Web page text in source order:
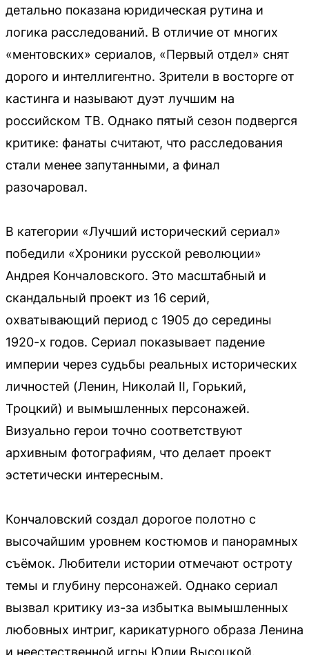
детально показана юридическая рутина и
логика расследований. В отличие от многих
«ментовских» сериалов, «Первый отдел» снят
дорого и интеллигентно. Зрители в восторге от
кастинга и называют дуэт лучшим на
российском ТВ. Однако пятый сезон подвергся
критике: фанаты считают, что расследования
стали менее запутанными, а финал
разочаровал.
В категории «Лучший исторический сериал»
победили «Хроники русской революции»
Андрея Кончаловского. Это масштабный и
скандальный проект из 16 серий,
охватывающий период с 1905 до середины
1920-х годов. Сериал показывает падение
империи через судьбы реальных исторических
личностей (Ленин, Николай II, Горький,
Троцкий) и вымышленных персонажей.
Визуально герои точно соответствуют
архивным фотографиям, что делает проект
эстетически интересным.
Кончаловский создал дорогое полотно с
высочайшим уровнем костюмов и панорамных
съёмок. Любители истории отмечают остроту
темы и глубину персонажей. Однако сериал
вызвал критику из-за избытка вымышленных
любовных интриг, карикатурного образа Ленина
и неестественной игры Юлии Высоцкой.